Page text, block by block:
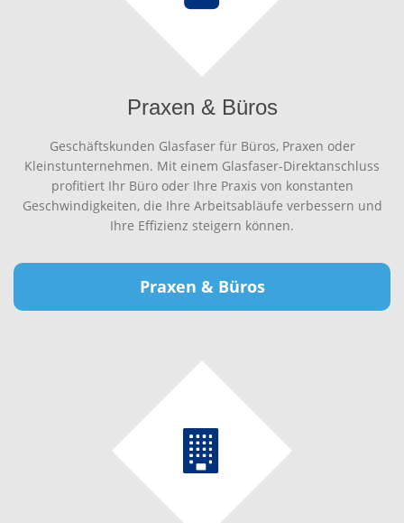
Praxen & Büros
Geschäftskunden Glasfaser für Büros, Praxen oder
Kleinstunternehmen. Mit einem Glasfaser-Direktanschluss
profitiert Ihr Büro oder Ihre Praxis von konstanten
Geschwindigkeiten, die Ihre Arbeitsabläufe verbessern und
Ihre Effizienz steigern können.
Praxen & Büros